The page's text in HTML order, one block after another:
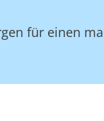
für einen